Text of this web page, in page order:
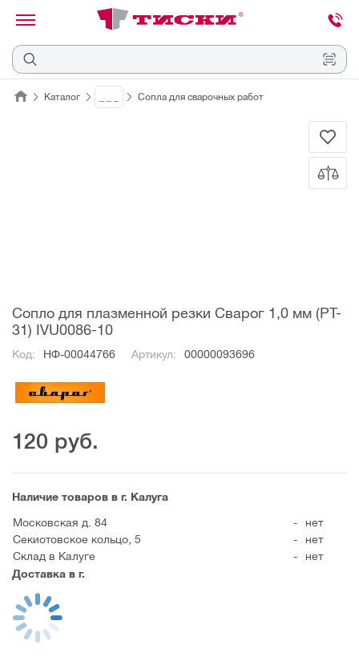
Отмена
Каталог Сопла для сварочных работ
Сопло для плазменной резки Сварог 1,0 мм (PT-
31) IVU0086-10
Код: НФ-00044766 Артикул: 00000093696
120 руб.
Наличие товаров в г. Калуга
Московская д. 84
-
нет
Секиотовское кольцо, 5
-
нет
Склад в Калуге
-
нет
Доставка в г.